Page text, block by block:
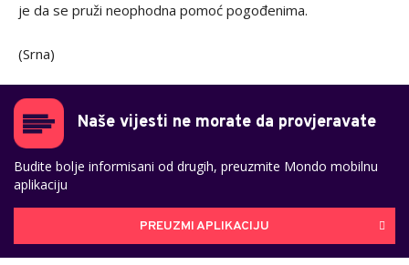
je da se pruži neophodna pomoć pogođenima.
(Srna)
Naše vijesti ne morate da provjeravate
Budite bolje informisani od drugih, preuzmite Mondo mobilnu
aplikaciju
PREUZMI APLIKACIJU